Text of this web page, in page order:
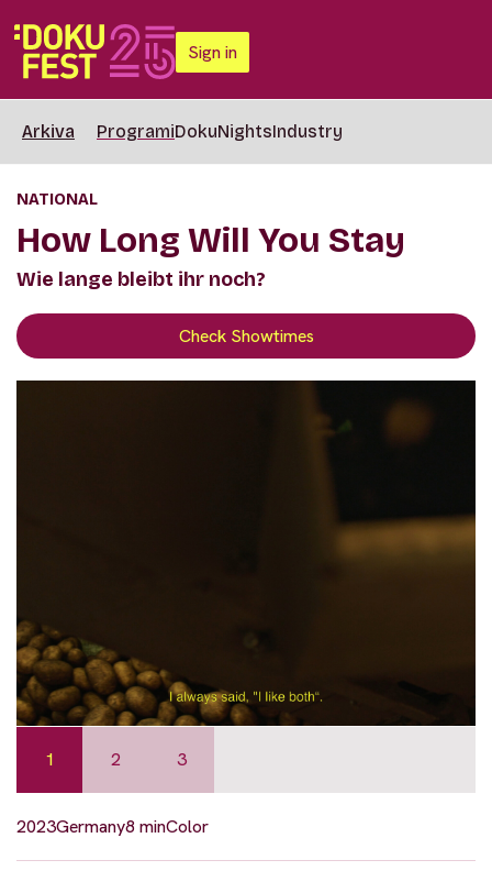
Sign in
Arkiva ProgramiDokuNightsIndustry
NATIONAL
How Long Will You Stay
Wie lange bleibt ihr noch?
Check Showtimes
1 2 3
2023Germany8 minColor